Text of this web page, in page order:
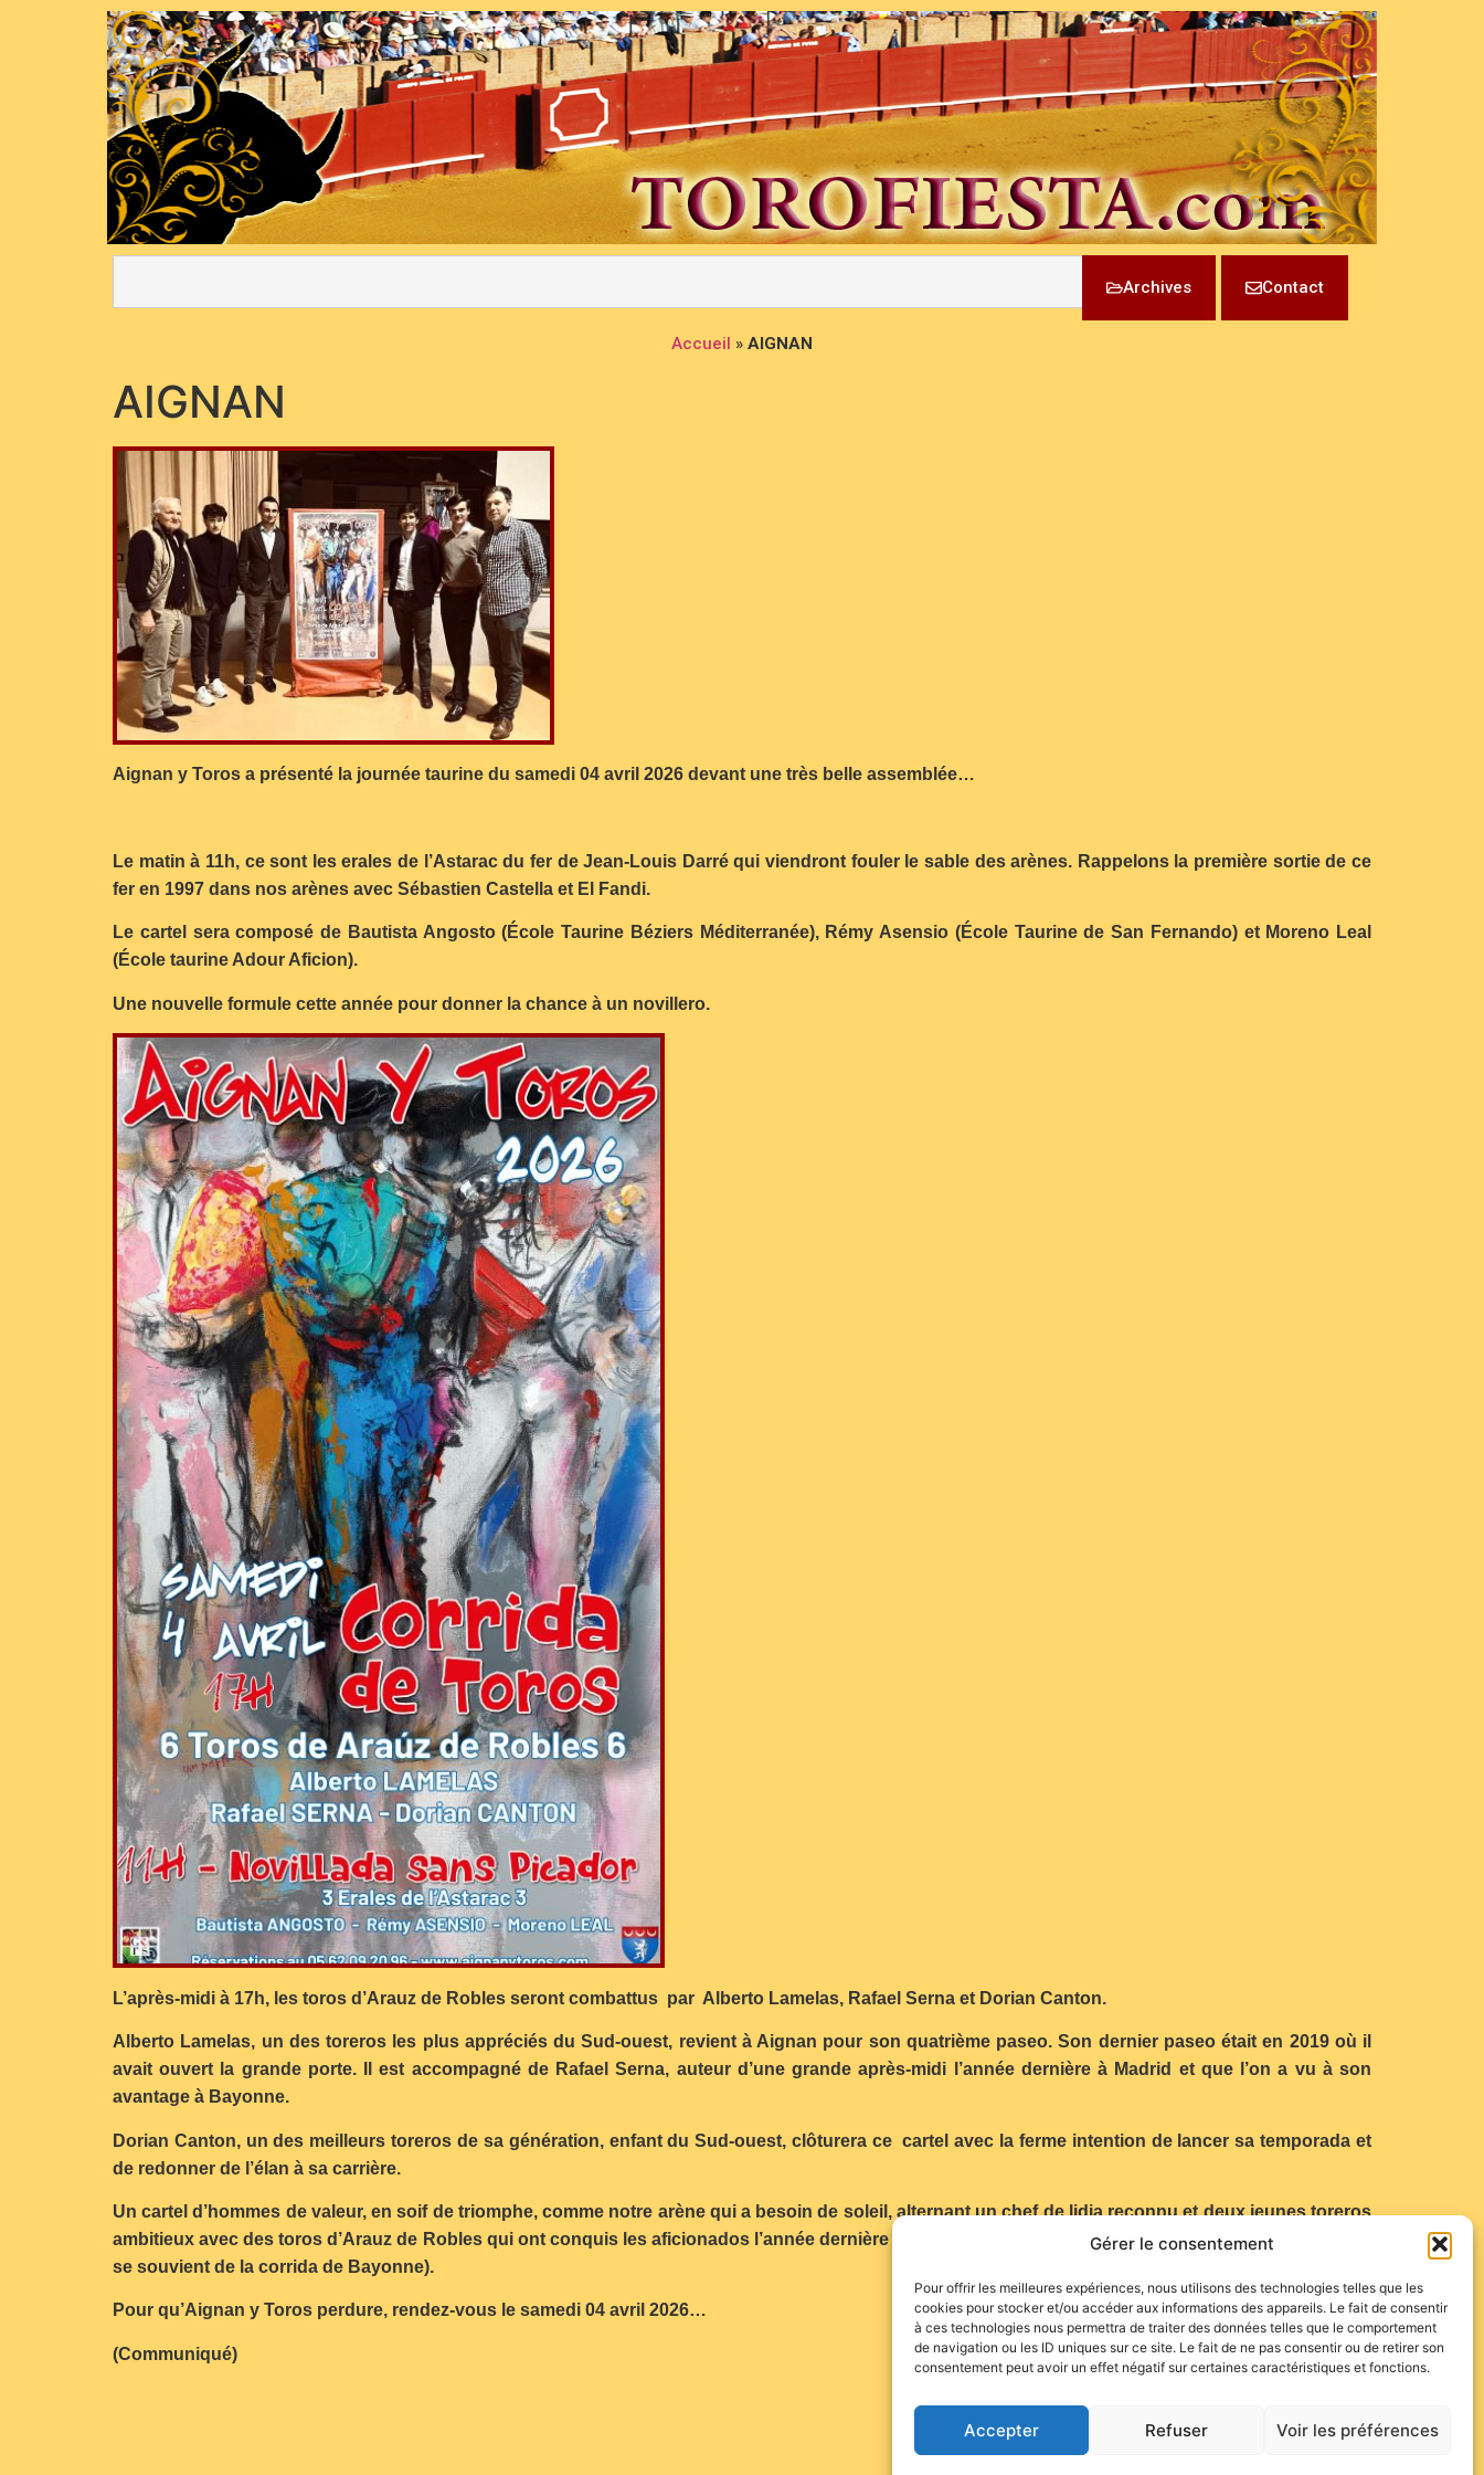
Gérer le consentement
Pour offrir les meilleures expériences, nous utilisons des technologies telles que les
cookies pour stocker et/ou accéder aux informations des appareils. Le fait de consentir
à ces technologies nous permettra de traiter des données telles que le comportement
de navigation ou les ID uniques sur ce site. Le fait de ne pas consentir ou de retirer son
consentement peut avoir un effet négatif sur certaines caractéristiques et fonctions.
Accepter Refuser Voir les préférences
Archives Contact
Accueil » AIGNAN
AIGNAN
Aignan y Toros a présenté la journée taurine du samedi 04 avril 2026 devant une très belle assemblée…
Le matin à 11h, ce sont les erales de l’Astarac du fer de Jean-Louis Darré qui viendront fouler le sable des arènes. Rappelons la première sortie de ce
fer en 1997 dans nos arènes avec Sébastien Castella et El Fandi.
Le cartel sera composé de Bautista Angosto (École Taurine Béziers Méditerranée), Rémy Asensio (École Taurine de San Fernando) et Moreno Leal
(École taurine Adour Aficion).
Une nouvelle formule cette année pour donner la chance à un novillero.
L’après-midi à 17h, les toros d’Arauz de Robles seront combattus par Alberto Lamelas, Rafael Serna et Dorian Canton.
Alberto Lamelas, un des toreros les plus appréciés du Sud-ouest, revient à Aignan pour son quatrième paseo. Son dernier paseo était en 2019 où il
avait ouvert la grande porte. Il est accompagné de Rafael Serna, auteur d’une grande après-midi l’année dernière à Madrid et que l’on a vu à son
avantage à Bayonne.
Dorian Canton, un des meilleurs toreros de sa génération, enfant du Sud-ouest, clôturera ce cartel avec la ferme intention de lancer sa temporada et
de redonner de l’élan à sa carrière.
Un cartel d’hommes de valeur, en soif de triomphe, comme notre arène qui a besoin de soleil, alternant un chef de lidia reconnu et deux jeunes toreros
ambitieux avec des toros d’Arauz de Robles qui ont conquis les aficionados l’année dernière tant en Espagne (Madrid, San Roque…) qu’en France (on
se souvient de la corrida de Bayonne).
Pour qu’Aignan y Toros perdure, rendez-vous le samedi 04 avril 2026…
(Communiqué)